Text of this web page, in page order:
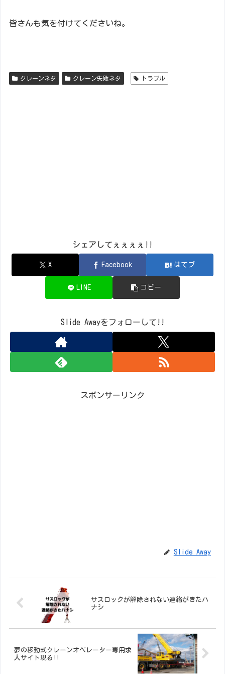
皆さんも気を付けてくださいね。
クレーンネタ クレーン失敗ネタ トラブル
シェアしてぇぇぇぇ!!
X Facebook はてブ
LINE コピー
Slide Awayをフォローして!!
スポンサーリンク
Slide Away
サスロックが解除されない連絡がきたハ
ナシ
夢の移動式クレーンオペレーター専用求
人サイト現る!!